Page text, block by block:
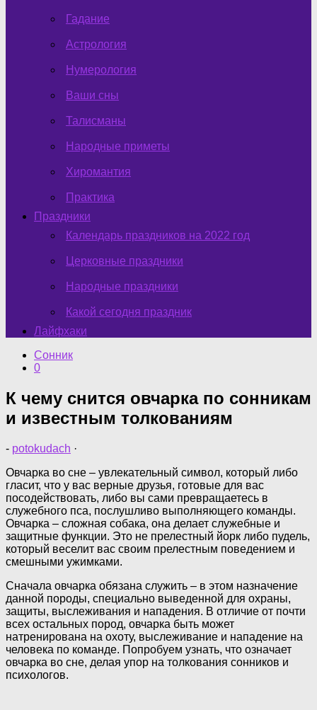
Гадание
Астрология
Нумерология
Ваши сны
Талисманы
Народные приметы
Хиромантия
Практика
Праздники
Календарь праздников на 2022 год
Церковные праздники
Народные праздники
Какой сегодня праздник
Лайфхаки
Сонник
0
К чему снится овчарка по сонникам
и известным толкованиям
- potokudach ·
Овчарка во сне – увлекательный символ, который либо
гласит, что у вас верные друзья, готовые для вас
посодействовать, либо вы сами превращаетесь в
служебного пса, послушливо выполняющего команды.
Овчарка – сложная собака, она делает служебные и
защитные функции. Это не прелестный йорк либо пудель,
который веселит вас своим прелестным поведением и
смешными ужимками.
Сначала овчарка обязана служить – в этом назначение
данной породы, специально выведенной для охраны,
защиты, выслеживания и нападения. В отличие от почти
всех остальных пород, овчарка быть может
натренирована на охоту, выслеживание и нападение на
человека по команде. Попробуем узнать, что означает
овчарка во сне, делая упор на толкования сонников и
психологов.